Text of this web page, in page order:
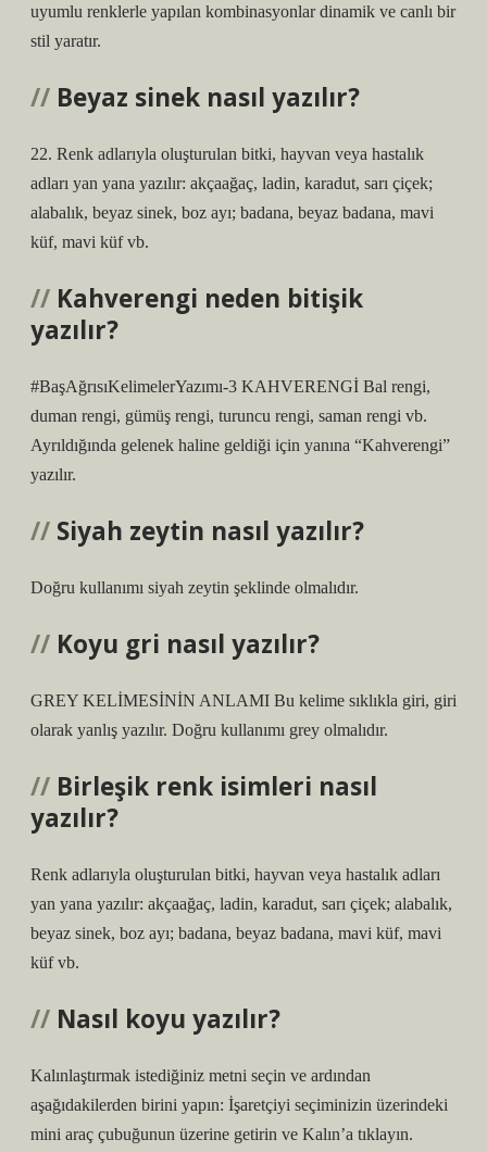
uyumlu renklerle yapılan kombinasyonlar dinamik ve canlı bir
stil yaratır.
Beyaz sinek nasıl yazılır?
22. Renk adlarıyla oluşturulan bitki, hayvan veya hastalık
adları yan yana yazılır: akçaağaç, ladin, karadut, sarı çiçek;
alabalık, beyaz sinek, boz ayı; badana, beyaz badana, mavi
küf, mavi küf vb.
Kahverengi neden bitişik
yazılır?
#BaşAğrısıKelimelerYazımı-3 KAHVERENGİ Bal rengi,
duman rengi, gümüş rengi, turuncu rengi, saman rengi vb.
Ayrıldığında gelenek haline geldiği için yanına “Kahverengi”
yazılır.
Siyah zeytin nasıl yazılır?
Doğru kullanımı siyah zeytin şeklinde olmalıdır.
Koyu gri nasıl yazılır?
GREY KELİMESİNİN ANLAMI Bu kelime sıklıkla giri, giri
olarak yanlış yazılır. Doğru kullanımı grey olmalıdır.
Birleşik renk isimleri nasıl
yazılır?
Renk adlarıyla oluşturulan bitki, hayvan veya hastalık adları
yan yana yazılır: akçaağaç, ladin, karadut, sarı çiçek; alabalık,
beyaz sinek, boz ayı; badana, beyaz badana, mavi küf, mavi
küf vb.
Nasıl koyu yazılır?
Kalınlaştırmak istediğiniz metni seçin ve ardından
aşağıdakilerden birini yapın: İşaretçiyi seçiminizin üzerindeki
mini araç çubuğunun üzerine getirin ve Kalın’a tıklayın.